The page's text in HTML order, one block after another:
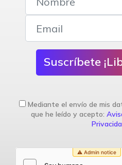
Suscríbete
Mediante el envío de mis
que he leído y acepto: